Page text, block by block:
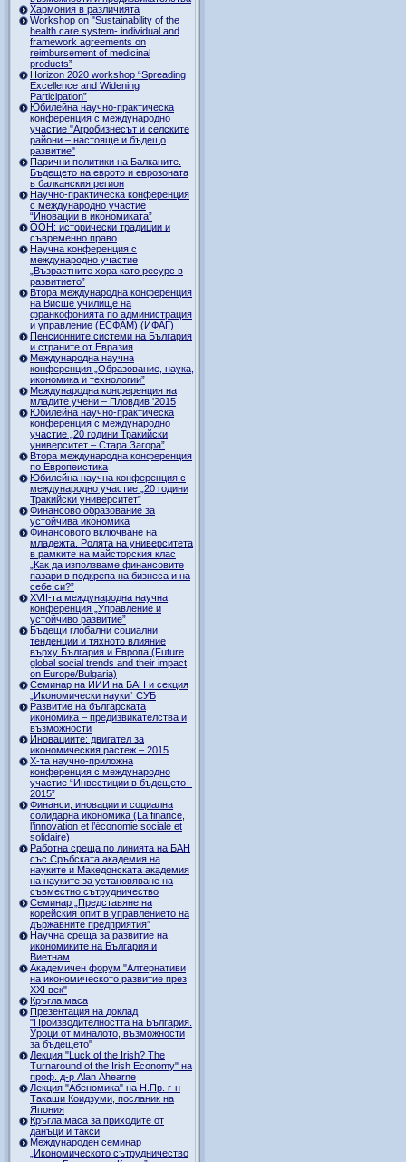
Хармония в различията
Workshop on "Sustainability of the
health care system- individual and
framework agreements on
reimbursement of medicinal
products”
Horizon 2020 workshop “Spreading
Excellence and Widening
Participation”
Юбилейна научно-практическа
конференция с международно
участие "Агробизнесът и селските
райони – настояще и бъдещо
развитие"
Парични политики на Балканите.
Бъдещето на еврото и еврозоната
в балканския регион
Научно-практическа конференция
с международно участие
“Иновации в икономиката”
ООН: исторически традиции и
съвременно право
Научна конференция с
международно участие
„Възрастните хора като ресурс в
развитието”
Втора международна конференция
на Висше училище на
франкофонията по администрация
и управление (ЕСФАМ) (ИФАГ)
Пенсионните системи на България
и страните от Евразия
Международна научна
конференция „Образование, наука,
икономика и технологии”
Международна конференция на
младите учени – Пловдив '2015
Юбилейна научно-практическа
конференция с международно
участие „20 години Тракийски
университет – Стара Загора”
Втора международна конференция
по Европеистика
Юбилейна научна конференция с
международно участие „20 години
Тракийски университет”
Финансово образование за
устойчива икономика
Финансовото включване на
младежта. Ролята на университета
в рамките на майсторския клас
„Как да използваме финансовите
пазари в подкрепа на бизнеса и на
себе си?”
XVII-та международна научна
конференция „Управление и
устойчиво развитие”
Бъдещи глобални социални
тенденции и тяхното влияние
върху България и Европа (Future
global social trends and their impact
on Europe/Bulgaria)
Семинар на ИИИ на БАН и секция
„Икономически науки“ СУБ
Развитие на българската
икономика – предизвикателства и
възможности
Иновациите: двигател за
икономическия растеж – 2015
Х-та научно-приложна
конференция с международно
участие “Инвестиции в бъдещето -
2015”
Финанси, иновации и социална
солидарна икономика (La finance,
l’innovation et l’économie sociale et
solidaire)
Работна среща по линията на БАН
със Сръбската академия на
науките и Македонската академия
на науките за установяване на
съвместно сътрудничество
Семинар „Представяне на
корейския опит в управлението на
държавните предприятия”
Научна среща за развитие на
икономиките на България и
Виетнам
Академичен форум "Алтернативи
на икономическото развитие през
XXI век"
Кръгла маса
Презентация на доклад
"Производителността на България.
Уроци от миналото, възможности
за бъдещето"
Лекция "Luck of the Irish? The
Turnaround of the Irish Economy" на
проф. д-р Alan Ahearne
Лекция "Абеномика" на Н.Пр. г-н
Такаши Коидзуми, посланик на
Япония
Кръгла маса за приходите от
данъци и такси
Международен семинар
„Икономическото сътрудничество